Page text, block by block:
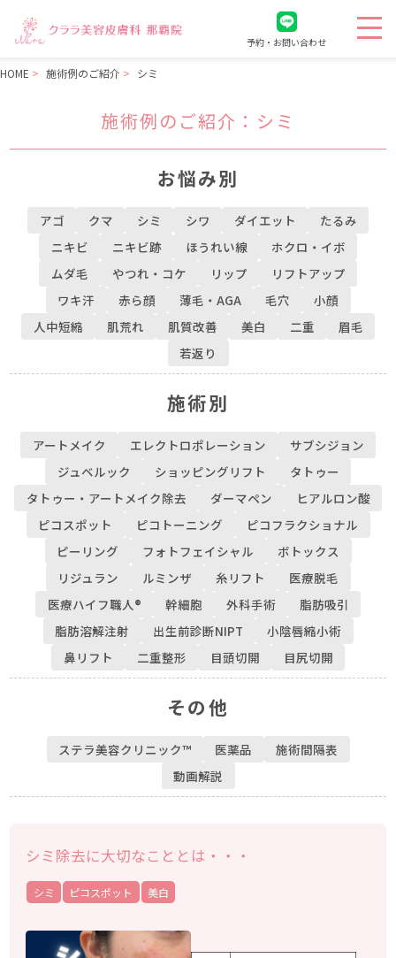
予約・お問い合わせ
HOME 施術例のご紹介 シミ
施術例のご紹介 ：シミ
お悩み別
アゴ クマ シミ シワ ダイエット
たるみ
ニキビ
ニキビ跡 ほうれい線
ホクロ・イボ
ムダ毛
やつれ・コケ リップ
リフトアップ
ワキ汗
赤ら顔 薄毛・AGA 毛穴
小顔
人中短縮
肌荒れ 肌質改善 美白 二重
眉毛
若返り
施術別
アートメイク エレクトロポレーション
サブシジョン
ジュベルック
ショッピングリフト
タトゥー
タトゥー・アートメイク除去
ダーマペン
ヒアルロン酸
ピコスポット
ピコトーニング
ピコフラクショナル
ピーリング
フォトフェイシャル
ボトックス
リジュラン
ルミンザ 糸リフト
医療脱毛
医療ハイフ職人®
幹細胞 外科手術
脂肪吸引
脂肪溶解注射
出生前診断NIPT
小陰唇縮小術
鼻リフト
二重整形 目頭切開 目尻切開
その他
ステラ美容クリニック™︎ 医薬品
施術間隔表
動画解説
シミ除去に大切なこととは・・・
シミ ピコスポット 美白